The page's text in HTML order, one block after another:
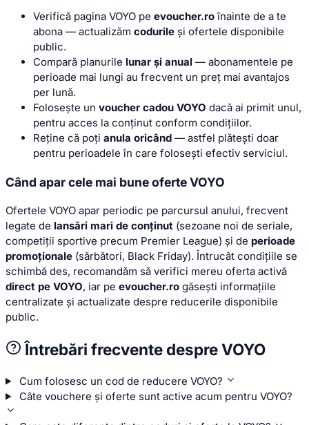
Verifică pagina VOYO pe evoucher.roînainte de a te
abona — actualizăm codurile și ofertele disponibile
public.
Compară planurile lunar și anual — abonamentele pe
perioade mai lungi au frecvent un preț mai avantajos
per lună.
Folosește un voucher cadou VOYO dacă ai primit unul,
pentru acces la conținut conform condițiilor.
Reține că poți anula oricând — astfel plătești doar
pentru perioadele în care folosești efectiv serviciul.
Când apar cele mai bune oferte VOYO
Ofertele VOYO apar periodic pe parcursul anului, frecvent
legate de lansări mari de conținut (sezoane noi de seriale,
competiții sportive precum Premier League) și de perioade
promoționale (sărbători, Black Friday). Întrucât condițiile se
schimbă des, recomandăm să verifici mereu oferta activă
direct pe VOYO, iar pe evoucher.ro găsești informațiile
centralizate și actualizate despre reducerile disponibile
public.
Întrebări frecvente despre VOYO
Cum folosesc un cod de reducere VOYO?
Câte vouchere și oferte sunt active acum pentru VOYO?